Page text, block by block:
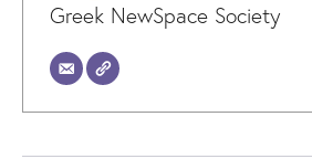
Greek NewSpace Society